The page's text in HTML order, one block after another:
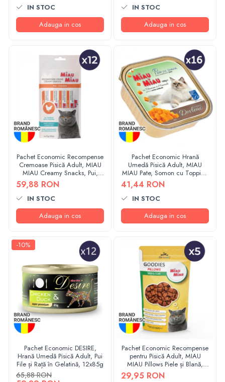
IN STOC
Adauga in cos
IN STOC
Adauga in cos
Pachet Economic Recompense
Cremoase Pisică Adult, MIAU
MIAU Creamy Snacks, Pui,
4x15g, 12 bucăți
59,88 RON
IN STOC
Adauga in cos
Pachet Economic Hrană
Umedă Pisică Adult, MIAU
MIAU Pate, Somon cu Topping
de Dovleac, 16x100g
41,44 RON
IN STOC
Adauga in cos
-10%
Pachet Economic DESIRE,
Hrană Umedă Pisică Adult, Pui
File și Rață în Gelatină, 12x85g
65,88 RON
Pachet Economic Recompense
pentru Pisică Adult, MIAU
MIAU Pillows Piele și Blană,
5x60g
29,95 RON